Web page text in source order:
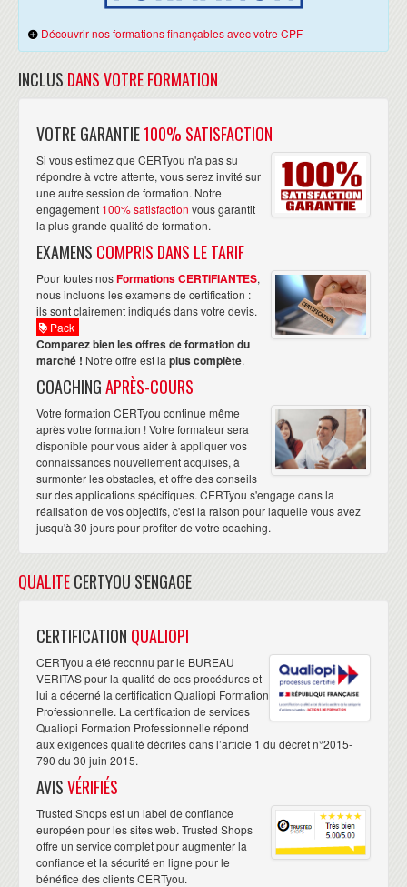
Découvrir nos formations finançables avec votre CPF
INCLUS DANS VOTRE FORMATION
VOTRE GARANTIE100% SATISFACTION
Si vous estimez que CERTyou n'a pas su
répondre à votre attente, vous serez invité sur
une autre session de formation. Notre
engagement 100% satisfaction vous garantit
la plus grande qualité de formation.
EXAMENS COMPRIS DANS LE TARIF
Pour toutes nosFormations CERTIFIANTES,
nous incluons les examens de certification :
ils sont clairement indiqués dans votre devis.
Pack
Comparez bien les offres de formation du
marché ! Notre offre est la plus complète.
COACHINGAPRÈS-COURS
Votre formation CERTyou continue même
après votre formation ! Votre formateur sera
disponible pour vous aider à appliquer vos
connaissances nouvellement acquises, à
surmonter les obstacles, et offre des conseils
sur des applications spécifiques. CERTyou s'engage dans la
réalisation de vos objectifs, c'est la raison pour laquelle vous avez
jusqu'à 30 jours pour profiter de votre coaching.
QUALITECERTYOU S'ENGAGE
CERTIFICATION QUALIOPI
CERTyou a été reconnu par le BUREAU
VERITAS pour la qualité de ces procédures et
lui a décerné la certification Qualiopi Formation
Professionnelle. La certification de services
Qualiopi Formation Professionnelle répond
aux exigences qualité décrites dans l’article 1 du décret n°2015-
790 du 30 juin 2015.
AVISVÉRIFIÉS
Trusted Shops est un label de confiance
européen pour les sites web. Trusted Shops
offre un service complet pour augmenter la
confiance et la sécurité en ligne pour le
bénéfice des clients CERTyou.